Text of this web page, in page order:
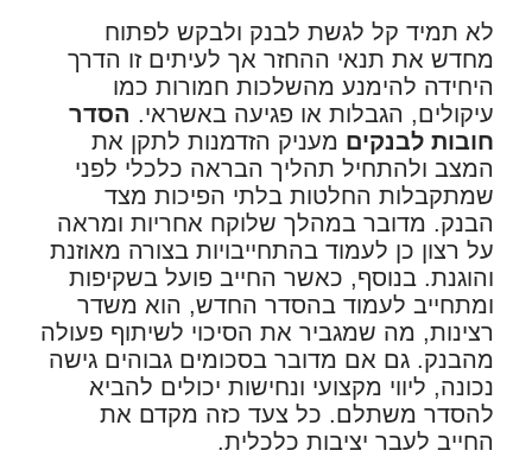
לא תמיד קל לגשת לבנק ולבקש לפתוח
מחדש את תנאי ההחזר אך לעיתים זו הדרך
היחידה להימנע מהשלכות חמורות כמו
עיקולים, הגבלות או פגיעה באשראי.הסדר
חובות לבנקיםמעניק הזדמנות לתקן את
המצב ולהתחיל תהליך הבראה כלכלי לפני
שמתקבלות החלטות בלתי הפיכות מצד
הבנק. מדובר במהלך שלוקח אחריות ומראה
על רצון כן לעמוד בהתחייבויות בצורה מאוזנת
והוגנת. בנוסף, כאשר החייב פועל בשקיפות
ומתחייב לעמוד בהסדר החדש, הוא משדר
רצינות, מה שמגביר את הסיכוי לשיתוף פעולה
מהבנק. גם אם מדובר בסכומים גבוהים גישה
נכונה, ליווי מקצועי ונחישות יכולים להביא
להסדר משתלם. כל צעד כזה מקדם את
החייב לעבר יציבות כלכלית.